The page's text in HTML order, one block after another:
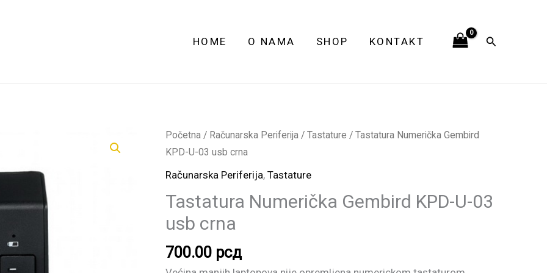
HOME O NAMA SHOP KONTAKT Pretraga
Početna / Računarska Periferija /Tastature / Tastatura Numerička Gembird
KPD-U-03 usb crna
Računarska Periferija,Tastature
Tastatura Numerička Gembird KPD-U-03
usb crna
700.00 рсд
Tastatura
Numerička
Gembird
03
crna